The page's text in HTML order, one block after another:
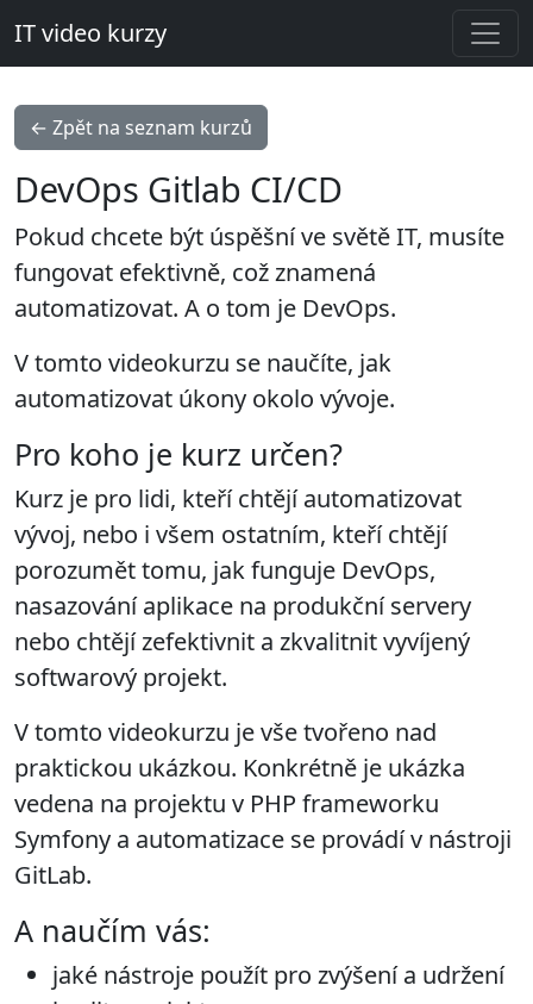
IT video kurzy
← Zpět na seznam kurzů
DevOps Gitlab CI/CD
Pokud chcete být úspěšní ve světě IT, musíte
fungovat efektivně, což znamená
automatizovat. A o tom je DevOps.
V tomto videokurzu se naučíte, jak
automatizovat úkony okolo vývoje.
Pro koho je kurz určen?
Kurz je pro lidi, kteří chtějí automatizovat
vývoj, nebo i všem ostatním, kteří chtějí
porozumět tomu, jak funguje DevOps,
nasazování aplikace na produkční servery
nebo chtějí zefektivnit a zkvalitnit vyvíjený
softwarový projekt.
V tomto videokurzu je vše tvořeno nad
praktickou ukázkou. Konkrétně je ukázka
vedena na projektu v PHP frameworku
Symfony a automatizace se provádí v nástroji
GitLab.
A naučím vás:
jaké nástroje použít pro zvýšení a udržení